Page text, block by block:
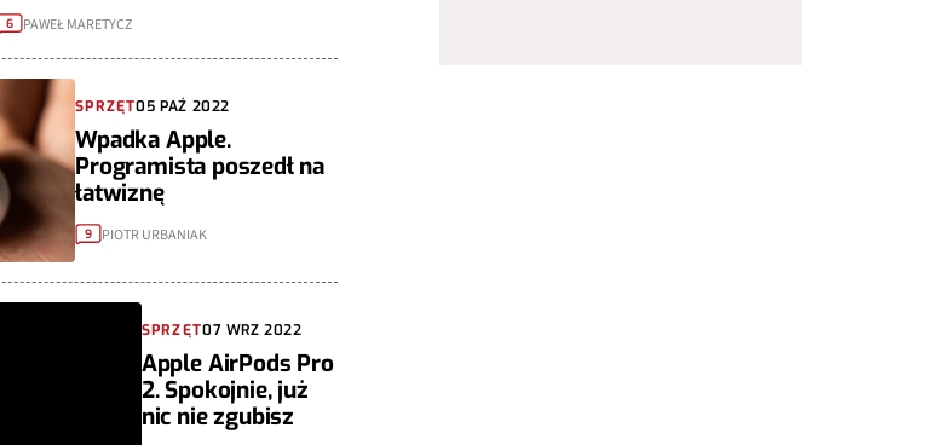
6 PAWEŁ MARETYCZ
SPRZĘT05 PAŹ 2022
Wpadka Apple.
Programista poszedł na
łatwiznę
9 PIOTR URBANIAK
SPRZĘT07 WRZ 2022
Apple AirPods Pro
2. Spokojnie, już
nic nie zgubisz